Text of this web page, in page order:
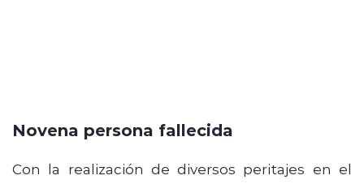
Novena persona fallecida
Con la realización de diversos peritajes en el